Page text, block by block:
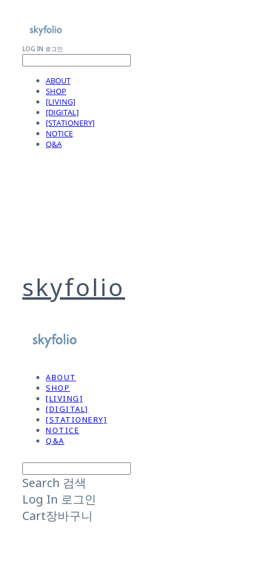
LOG IN 로그인
ABOUT
SHOP
[LIVING]
[DIGITAL]
[STATIONERY]
NOTICE
Q&A
skyfolio
ABOUT
SHOP
[LIVING]
[DIGITAL]
[STATIONERY]
NOTICE
Q&A
Search 검색
Log In 로그인
Cart장바구니